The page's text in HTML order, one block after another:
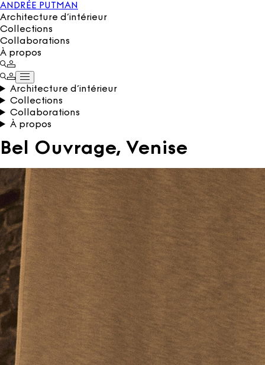
ANDRÉE PUTMAN
Architecture d’intérieur
Collections
Collaborations
À propos
Architecture d’intérieur
Collections
Collaborations
À propos
Bel Ouvrage, Venise